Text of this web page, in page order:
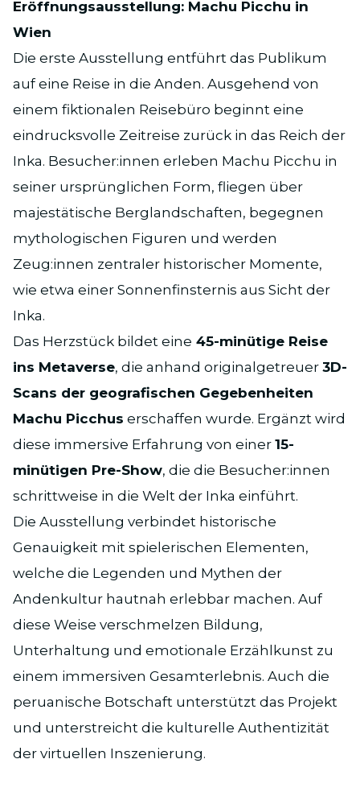
Eröffnungsausstellung: Machu Picchu in
Wien
Die erste Ausstellung entführt das Publikum
auf eine Reise in die Anden. Ausgehend von
einem fiktionalen Reisebüro beginnt eine
eindrucksvolle Zeitreise zurück in das Reich der
Inka. Besucher:innen erleben Machu Picchu in
seiner ursprünglichen Form, fliegen über
majestätische Berglandschaften, begegnen
mythologischen Figuren und werden
Zeug:innen zentraler historischer Momente,
wie etwa einer Sonnenfinsternis aus Sicht der
Inka.
Das Herzstück bildet eine 45-minütige Reise
ins Metaverse, die anhand originalgetreuer 3D-
Scans der geografischen Gegebenheiten
Machu Picchus erschaffen wurde. Ergänzt wird
diese immersive Erfahrung von einer 15-
minütigen Pre-Show, die die Besucher:innen
schrittweise in die Welt der Inka einführt.
Die Ausstellung verbindet historische
Genauigkeit mit spielerischen Elementen,
welche die Legenden und Mythen der
Andenkultur hautnah erlebbar machen. Auf
diese Weise verschmelzen Bildung,
Unterhaltung und emotionale Erzählkunst zu
einem immersiven Gesamterlebnis. Auch die
peruanische Botschaft unterstützt das Projekt
und unterstreicht die kulturelle Authentizität
der virtuellen Inszenierung.